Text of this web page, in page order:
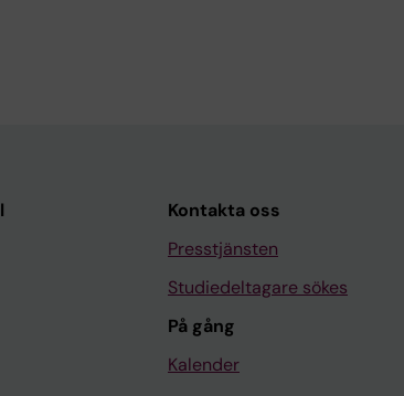
Kontakta oss
Presstjänsten
Studiedeltagare sökes
På gång
Kalender